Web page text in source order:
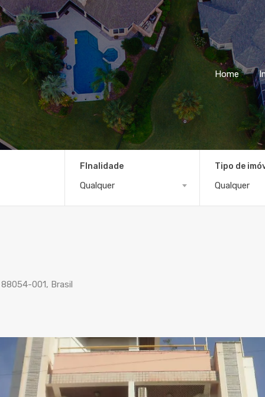
Home
FInalidade
Qualquer
Tipo de
Qualquer
001, Brasil